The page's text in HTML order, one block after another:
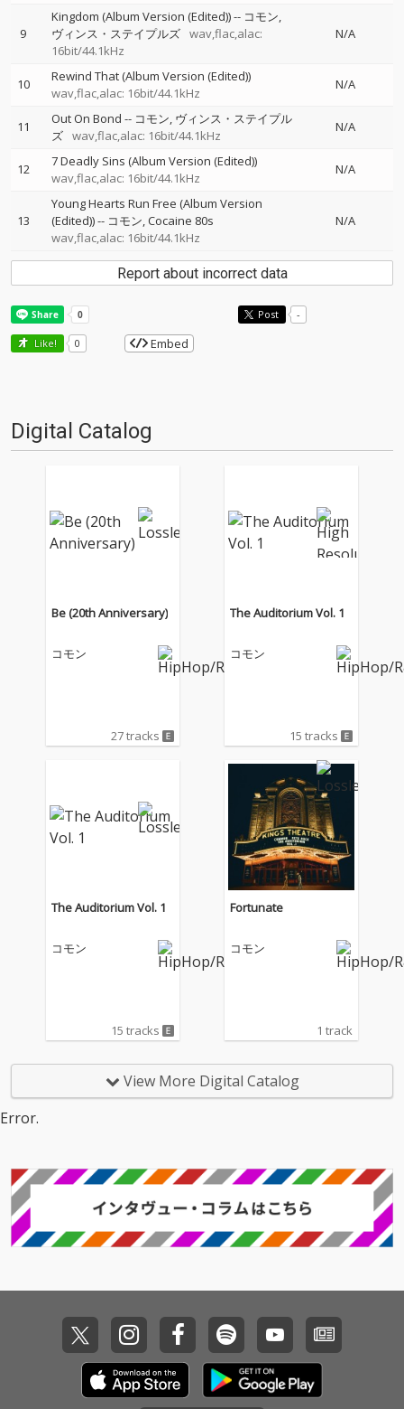
9
Kingdom (Album Version (Edited))-- コモン
ヴィンス・ステイプルズ wav,flac,alac:
16bit/44.1kHz
N/A
10
Rewind That (Album Version (Edited))
wav,flac,alac: 16bit/44.1kHz
N/A
11 Out On Bond -- コモン ヴィンス・ステイプル
ズ wav,flac,alac: 16bit/44.1kHz
N/A
12
7 Deadly Sins (Album Version (Edited))
wav,flac,alac: 16bit/44.1kHz
N/A
13
Young Hearts Run Free (Album Version
(Edited))-- コモン Cocaine 80s
wav,flac,alac: 16bit/44.1kHz
N/A
Report about incorrect data
Post -
Like! 0 Embed
Digital Catalog
Be (20th Anniversary)
コモン
27 tracks
The Auditorium Vol. 1
コモン
15 tracks
The Auditorium Vol. 1
コモン
15 tracks
Fortunate
コモン
1 track
View More Digital Catalog
Error.